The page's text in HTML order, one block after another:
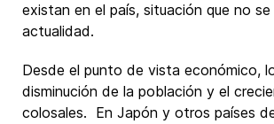
existan en el país, situación que no
actualidad.
Desde el punto de vista económico,
disminución de la población y el
colosales. En Japón y otros países